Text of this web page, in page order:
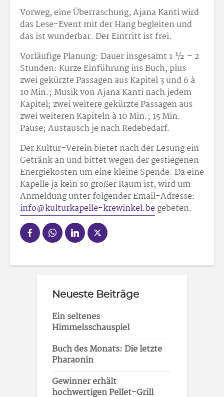
Vorweg, eine Überraschung, Ajana Kanti wird
das Lese-Event mit der Hang begleiten und
das ist wunderbar. Der Eintritt ist frei.
Vorläufige Planung: Dauer insgesamt 1 ½ – 2
Stunden: Kurze Einführung ins Buch, plus
zwei gekürzte Passagen aus Kapitel 3 und 6 à
10 Min.; Musik von Ajana Kanti nach jedem
Kapitel; zwei weitere gekürzte Passagen aus
zwei weiteren Kapiteln à 10 Min.; 15 Min.
Pause; Austausch je nach Redebedarf.
Der Kultur-Verein bietet nach der Lesung ein
Getränk an und bittet wegen der gestiegenen
Energiekosten um eine kleine Spende. Da eine
Kapelle ja kein so großer Raum ist, wird um
Anmeldung unter folgender Email-Adresse:
info@kulturkapelle-krewinkel.begebeten.
Neueste Beiträge
Ein seltenes
Himmelsschauspiel
Buch des Monats: Die letzte
Pharaonin
Gewinner erhält
hochwertigen Pellet-Grill